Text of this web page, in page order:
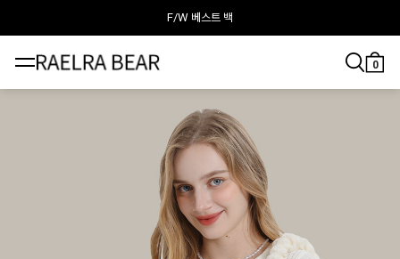
F/W 베스트 백
라엘라베어가 추천하는 이달의 백
0